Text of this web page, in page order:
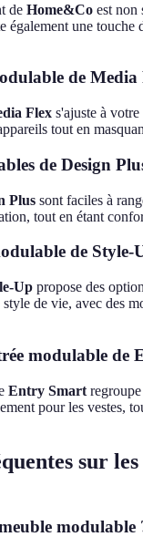
de Home&Co est non
également une touche
de Media
Flex s'ajuste à
tout en
de Design
Plus sont faciles à
tout en étant
de Style-
Up propose des
de vie, avec des
modulable de
Entry Smart
pour les vestes,
sur
modulable